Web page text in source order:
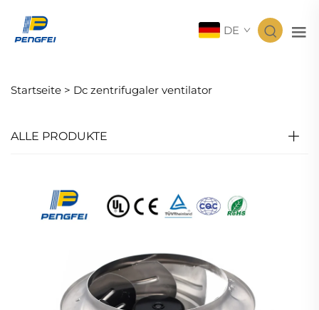
DE
Startseite > Dc zentrifugaler ventilator
ALLE PRODUKTE